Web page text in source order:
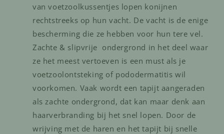
van voetzoolkussentjes lopen konijnen
rechtstreeks op hun vacht. De vacht is de enige
bescherming die ze hebben voor hun tere vel.
Zachte & slipvrije ondergrond in het deel waar
ze het meest vertoeven is een must als je
voetzoolontsteking of pododermatitis wil
voorkomen. Vaak wordt een tapijt aangeraden
als zachte ondergrond, dat kan maar denk aan
haarverbranding bij het snel lopen. Door de
wrijving met de haren en het tapijt bij snelle